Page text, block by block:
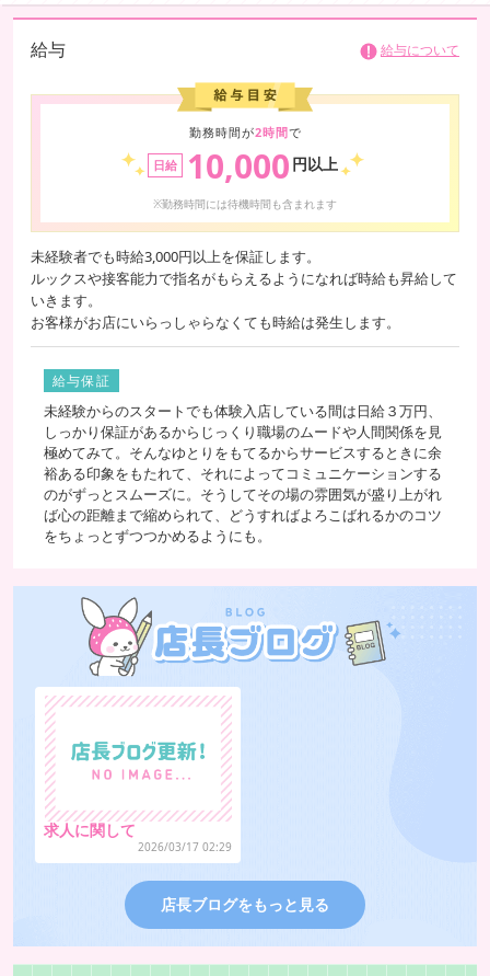
給与 給与について
勤務時間が2時間で
日給 10,000 円以上
※勤務時間には待機時間も含まれます
未経験者でも時給3,000円以上を保証します。
ルックスや接客能力で指名がもらえるようになれば時給も昇給して
いきます。
お客様がお店にいらっしゃらなくても時給は発生します。
給与保証
未経験からのスタートでも体験入店している間は日給３万円、
しっかり保証があるからじっくり職場のムードや人間関係を見
極めてみて。そんなゆとりをもてるからサービスするときに余
裕ある印象をもたれて、それによってコミュニケーションする
のがずっとスムーズに。そうしてその場の雰囲気が盛り上がれ
ば心の距離まで縮められて、どうすればよろこばれるかのコツ
をちょっとずつつかめるようにも。
求人に関して
2026/03/17 02:29
店長ブログをもっと見る